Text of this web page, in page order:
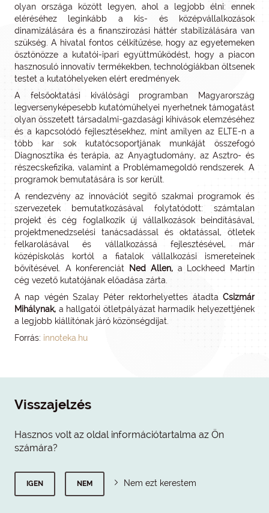
olyan országa között legyen, ahol a legjobb élni: ennek
eléréséhez leginkább a kis- és középvállalkozások
dinamizálására és a finanszírozási háttér stabilizálására van
szükség. A hivatal fontos célkitűzése, hogy az egyetemeken
ösztönözze a kutatói-ipari együttműködést, hogy a piacon
hasznosuló innovatív termékekben, technológiákban öltsenek
testet a kutatóhelyeken elért eredmények.
A felsőoktatási kiválósági programban Magyarország
legversenyképesebb kutató­műhelyei nyerhetnek támogatást
olyan összetett társadalmi-gazdasági kihívások elemzéséhez
és a kapcsolódó fejlesztésekhez, mint amilyen az ELTE-n a
több kar sok kutatócsoportjának munkáját összefogó
Diagnosztika és terápia, az Anyagtudo­mány, az Asztro- és
részecskefizika, valamint a Problémamegoldó rendszerek. A
programok bemutatására is sor került.
A rendezvény az innovációt segítő szakmai programok és
szervezetek bemutatkozásával folytatódott: számtalan
projekt és cég foglalkozik új vállalkozások beindításával,
projektmenedzselési tanácsadással és oktatással, ötletek
felkarolásával és vállalkozássá fejlesztésével, már
középiskolás kortól a fiatalok vállalkozási ismereteinek
bővítésével. A konferenciát
Ned Allen,a Lockheed Martin
cég vezető kutatójának előadása zárta.
A nap végén Szalay Péter rektorhelyettes átadta Csizmár
Mihálynak, a hallgatói ötletpályázat harmadik helyezettjének
a legjobb kiállítónak járó közönségdíjat.
Forrás: innoteka.hu
Visszajelzés
Hasznos volt az oldal információtartalma az Ön
számára?
IGEN NEM Nem ezt kerestem